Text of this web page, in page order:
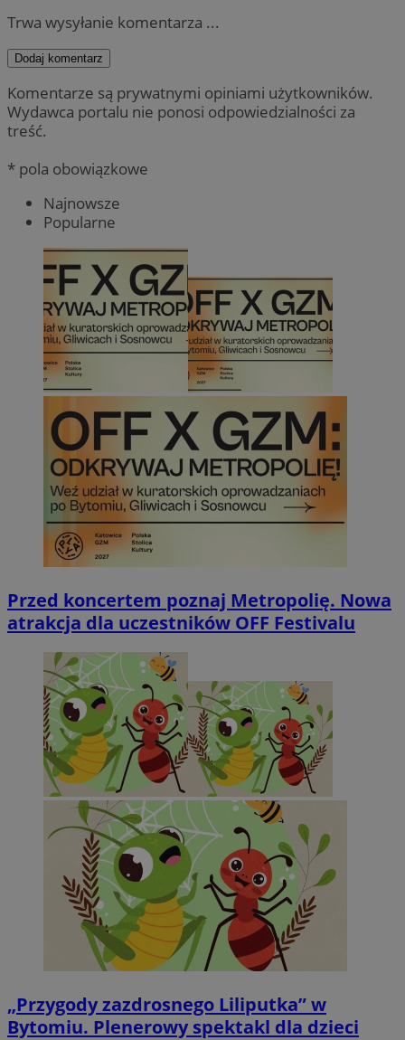
Trwa wysyłanie komentarza ...
Dodaj komentarz
Komentarze są prywatnymi opiniami użytkowników.
Wydawca portalu nie ponosi odpowiedzialności za
treść.
* pola obowiązkowe
Najnowsze
Popularne
Przed koncertem poznaj Metropolię. Nowa
atrakcja dla uczestników OFF Festivalu
„Przygody zazdrosnego Liliputka” w
Bytomiu. Plenerowy spektakl dla dzieci